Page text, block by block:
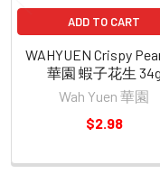
ADD TO CART
WAHYUEN Crispy
華園 蝦子花生 34g
Wah Yuen 華園
$2.98